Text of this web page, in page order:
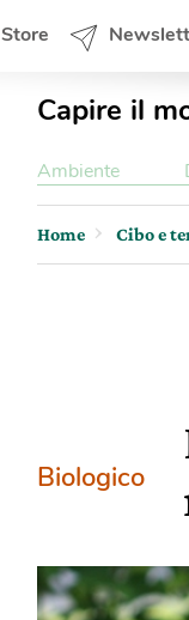
Store
Capire il
Ambiente
Home Cibo e
Biologico